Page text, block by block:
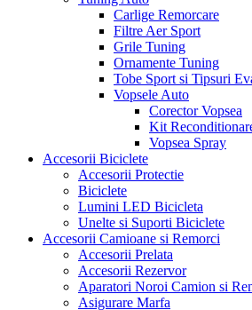
Carlige Remorcare
Filtre Aer Sport
Grile Tuning
Ornamente Tuning
Tobe Sport si Tipsuri
Vopsele Auto
Corector Vopsea
Kit
Vopsea Spray
Accesorii Biciclete
Accesorii Protectie
Biciclete
Lumini LED Bicicleta
Unelte si Suporti Biciclete
Accesorii Camioane si Remorci
Accesorii Prelata
Accesorii Rezervor
Aparatori Noroi Camion si
Asigurare Marfa